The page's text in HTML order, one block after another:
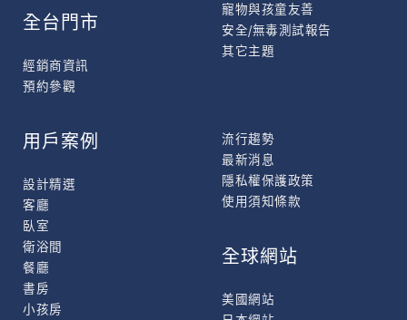
寵物與孩童友善
安全/無毒測試報告
其它主題
全台門市
經銷商資訊
預約參觀
用戶案例
設計精選
客廳
臥室
衛浴間
餐廳
書房
小孩房
流行趨勢
最新消息
隱私權保護政策
使用須知條款
全球網站
美國網站